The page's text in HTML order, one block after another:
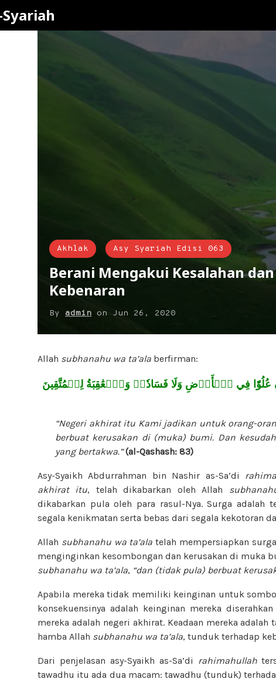
Akhlak Asy Syariah Edisi 063
Berani Mengakui Kesalahan
Kebenaran
By admin on Jun 26, 2020
Allah subhanahu wa ta’ala berfirman:
عُلُوّٗا فِي ٱلۡأَرۡضِ وَلَا فَسَادٗاۚ وَٱلۡعَٰقِبَةُ لِلۡمُتَّقِينَ
“Negeri akhirat itu Kami jadikan untuk orang-
berbuat kerusakan di (muka) bumi. Dan
yang bertakwa.”(al-Qashash: 83)
Asy-Syaikh Abdurrahman bin Nashir as-Sa’di
akhirat itu, telah dikabarkan oleh Allah
dikabarkan pula oleh para rasul-Nya. Surga
segala kenikmatan serta bebas dari segala kekotoran
Allah subhanahu wa ta’ala telah mempersiapkan
menginginkan kesombongan dan kerusakan di muka
subhanahu wa ta’ala, “dan (tidak pula) berbuat
Apabila mereka tidak memiliki keinginan untuk
konsekuensinya adalah keinginan mereka
mereka adalah negeri akhirat. Keadaan mereka
hamba Allah subhanahu wa ta’ala, tunduk terhadap
Dari penjelasan asy-Syaikh as-Sa’di rahimahullah
tawadhu itu ada dua macam: tawadhu (tunduk)